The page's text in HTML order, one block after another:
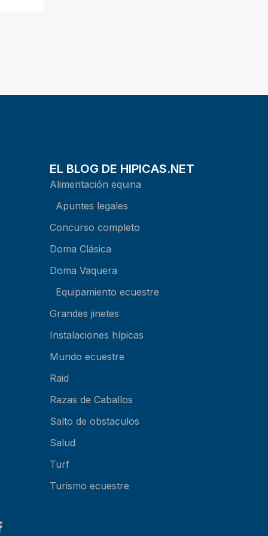
EL BLOG DE HIPICAS.NET
Alimentación equina
Apuntes legales
Concurso completo
Doma Clásica
Doma Vaquera
Equipamiento ecuestre
Grandes jinetes
Instalaciones hípicas
Mundo ecuestre
Raid
Razas de Caballos
Salto de obstaculos
Salud
Turf
Turismo ecuestre